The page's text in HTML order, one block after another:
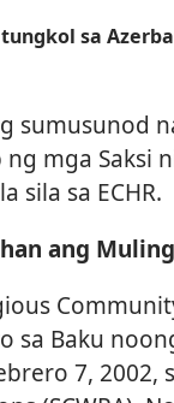
sa
sumusunod
mga Saksi
sila sa ECHR.
ang
sa Baku
7, 2002,